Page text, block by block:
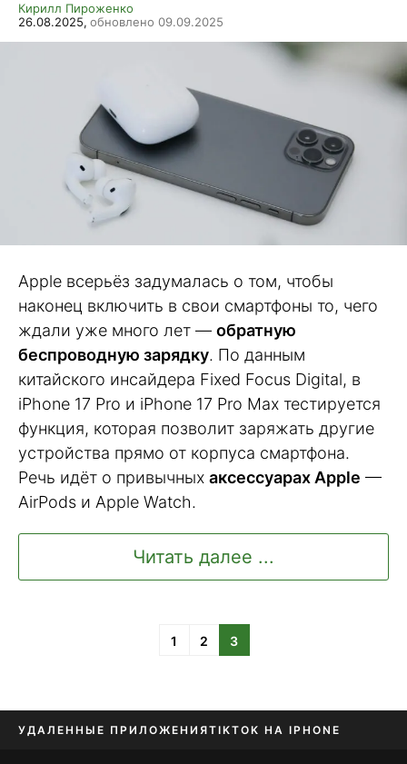
Кирилл Пироженко
26.08.2025, обновлено 09.09.2025
Apple всерьёз задумалась о том, чтобы
наконец включить в свои смартфоны то, чего
ждали уже много лет — обратную
беспроводную зарядку. По данным
китайского инсайдера Fixed Focus Digital, в
iPhone 17 Pro и iPhone 17 Pro Max тестируется
функция, которая позволит заряжать другие
устройства прямо от корпуса смартфона.
Речь идёт о привычных аксессуарах Apple —
AirPods и Apple Watch.
Читать далее ...
1 2 3
УДАЛЕННЫЕ ПРИЛОЖЕНИЯTIKTOK НА IPHONE